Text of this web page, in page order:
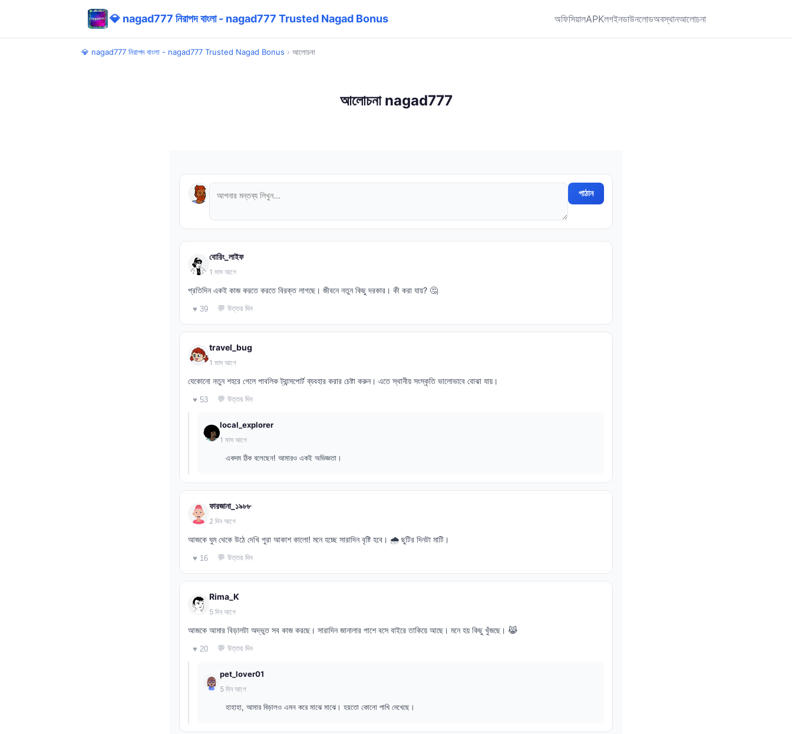
💎 nagad777 নিরাপদ বাংলা - nagad777 Trusted Nagad Bonus অফিসিয়ালAPKলগইনডাউনলোডঅবস্থানআলোচনা
💎 nagad777 নিরাপদ বাংলা - nagad777 Trusted Nagad Bonus › আলোচনা
আলোচনা nagad777
পাঠান
বোরিং_লাইফ
1 মাস আগে
প্রতিদিন একই কাজ করতে করতে বিরক্ত লাগছে। জীবনে নতুন কিছু দরকার। কী করা যায়? 🤔
♥ 39 💬 উত্তর দিন
travel_bug
1 মাস আগে
যেকোনো নতুন শহরে গেলে পাবলিক ট্রান্সপোর্ট ব্যবহার করার চেষ্টা করুন। এতে স্থানীয় সংস্কৃতি ভালোভাবে বোঝা যায়।
♥ 53 💬 উত্তর দিন
local_explorer
1 মাস আগে
একদম ঠিক বলেছেন! আমারও একই অভিজ্ঞতা।
ফারজানা_১৯৮৮
2 দিন আগে
আজকে ঘুম থেকে উঠে দেখি পুরা আকাশ কালো! মনে হচ্ছে সারাদিন বৃষ্টি হবে। 🌧️ ছুটির দিনটা মাটি।
♥ 16 💬 উত্তর দিন
Rima_K
5 দিন আগে
আজকে আমার বিড়ালটা অদ্ভুত সব কাজ করছে। সারাদিন জানালার পাশে বসে বাইরে তাকিয়ে আছে। মনে হয় কিছু খুঁজছে। 😹
♥ 20 💬 উত্তর দিন
pet_lover01
5 দিন আগে
হাহাহা, আমার বিড়ালও এমন করে মাঝে মাঝে। হয়তো কোনো পাখি দেখেছে।